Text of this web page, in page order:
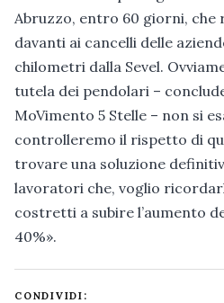
Abruzzo, entro 60 giorni,
davanti ai cancelli delle
chilometri dalla Sevel.
tutela dei pendolari –
MoVimento 5 Stelle – non si
controlleremo il rispetto di
trovare una soluzione
lavoratori che, voglio
costretti a subire l’aumento
40%».
CONDIVIDI: